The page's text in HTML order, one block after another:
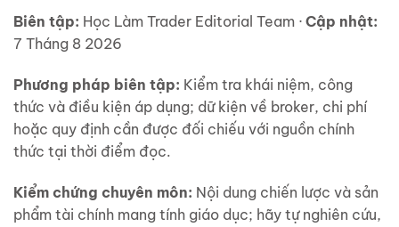
Biên tập: Học Làm Trader Editorial Team · Cập nhật:
7 Tháng 8 2026
Phương pháp biên tập: Kiểm tra khái niệm, công
thức và điều kiện áp dụng; dữ kiện về broker, chi phí
hoặc quy định cần được đối chiếu với nguồn chính
thức tại thời điểm đọc.
Kiểm chứng chuyên môn: Nội dung chiến lược và sản
phẩm tài chính mang tính giáo dục; hãy tự nghiên cứu,